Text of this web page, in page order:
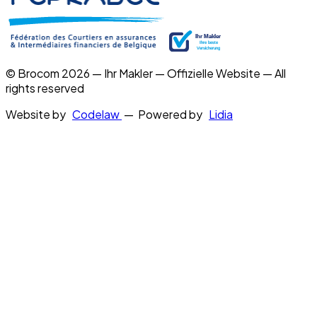
© Brocom 2026 — Ihr Makler — Offizielle Website — All
rights reserved
Website by Codelaw — Powered by Lidia